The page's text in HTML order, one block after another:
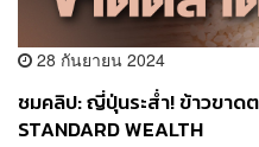
28 กันยายน 2024
ชมคลิป: ญี่ปุ่นระส่ำ! ข้าวขาด
STANDARD WEALTH